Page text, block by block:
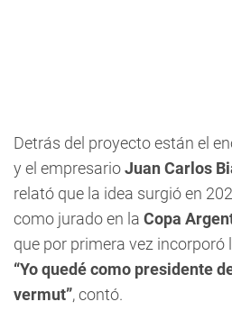
Detrás del proyecto están el
y el empresarioJuan Carlos
relató que la idea surgió en
como jurado en la Copa
que por primera vez incorporó
“Yo quedé como presidente
vermut”, contó.